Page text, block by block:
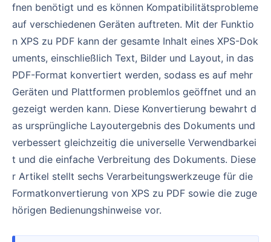
fnen benötigt und es können Kompatibilitätsprobleme
auf verschiedenen Geräten auftreten. Mit der Funktio
n XPS zu PDF kann der gesamte Inhalt eines XPS-Dok
uments, einschließlich Text, Bilder und Layout, in das
PDF-Format konvertiert werden, sodass es auf mehr
Geräten und Plattformen problemlos geöffnet und an
gezeigt werden kann. Diese Konvertierung bewahrt d
as ursprüngliche Layoutergebnis des Dokuments und
verbessert gleichzeitig die universelle Verwendbarkei
t und die einfache Verbreitung des Dokuments. Diese
r Artikel stellt sechs Verarbeitungswerkzeuge für die
Formatkonvertierung von XPS zu PDF sowie die zuge
hörigen Bedienungshinweise vor.